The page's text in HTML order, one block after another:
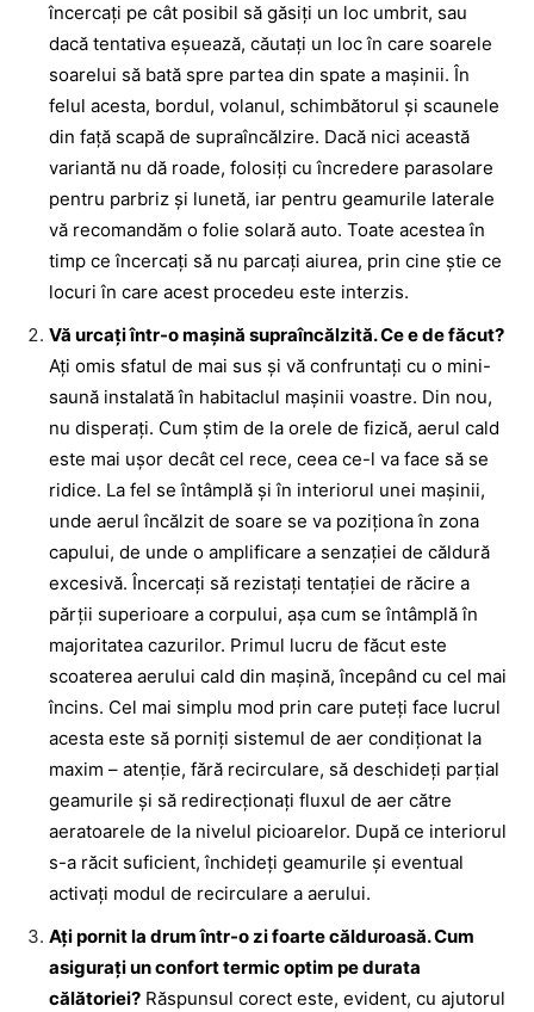
încercaţi pe cât posibil să găsiţi un loc umbrit, sau
dacă tentativa eşuează, căutaţi un loc în care soarele
soarelui să bată spre partea din spate a maşinii. În
felul acesta, bordul, volanul, schimbătorul şi scaunele
din faţă scapă de supraîncălzire. Dacă nici această
variantă nu dă roade, folosiţi cu încredere parasolare
pentru parbriz şi lunetă, iar pentru geamurile laterale
vă recomandăm o folie solară auto. Toate acestea în
timp ce încercaţi să nu parcaţi aiurea, prin cine ştie ce
locuri în care acest procedeu este interzis.
Vă urcaţi într-o maşină supraîncălzită. Ce e de făcut?
Aţi omis sfatul de mai sus şi vă confruntaţi cu o mini-
saună instalată în habitaclul maşinii voastre. Din nou,
nu disperaţi. Cum ştim de la orele de fizică, aerul cald
este mai uşor decât cel rece, ceea ce-l va face să se
ridice. La fel se întâmplă şi în interiorul unei maşinii,
unde aerul încălzit de soare se va poziţiona în zona
capului, de unde o amplificare a senzaţiei de căldură
excesivă. Încercaţi să rezistaţi tentaţiei de răcire a
părţii superioare a corpului, aşa cum se întâmplă în
majoritatea cazurilor. Primul lucru de făcut este
scoaterea aerului cald din maşină, începând cu cel mai
încins. Cel mai simplu mod prin care puteţi face lucrul
acesta este să porniţi sistemul de aer condiţionat la
maxim – atenţie, fără recirculare, să deschideţi parţial
geamurile şi să redirecţionaţi fluxul de aer către
aeratoarele de la nivelul picioarelor. După ce interiorul
s-a răcit suficient, închideţi geamurile şi eventual
activaţi modul de recirculare a aerului.
Aţi pornit la drum într-o zi foarte călduroasă. Cum
asiguraţi un confort termic optim pe durata
călătoriei? Răspunsul corect este, evident, cu ajutorul